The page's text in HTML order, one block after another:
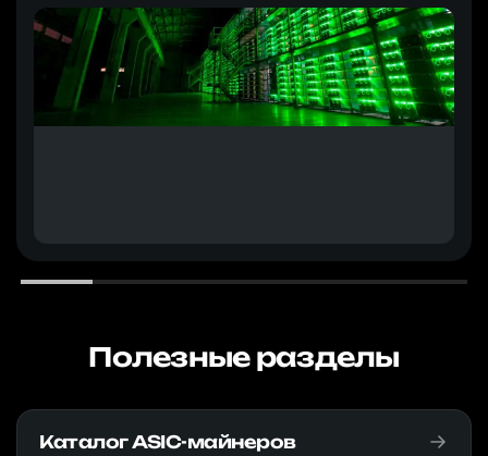
Полезные разделы
Каталог ASIC-майнеров